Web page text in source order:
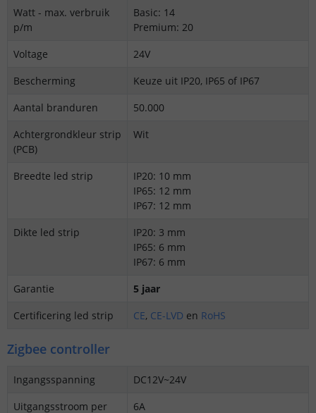
Watt - max. verbruik
p/m
Basic: 14
Premium: 20
Voltage
24V
Bescherming
Keuze uit IP20, IP65 of IP67
Aantal branduren
50.000
Achtergrondkleur strip
(PCB)
Wit
Breedte led strip
IP20: 10 mm
IP65: 12 mm
IP67: 12 mm
Dikte led strip
IP20: 3 mm
IP65: 6 mm
IP67: 6 mm
Garantie
5 jaar
Certificering led strip
CE, CE-LVD en RoHS
Zigbee controller
Ingangsspanning
DC12V~24V
Uitgangsstroom per
6A